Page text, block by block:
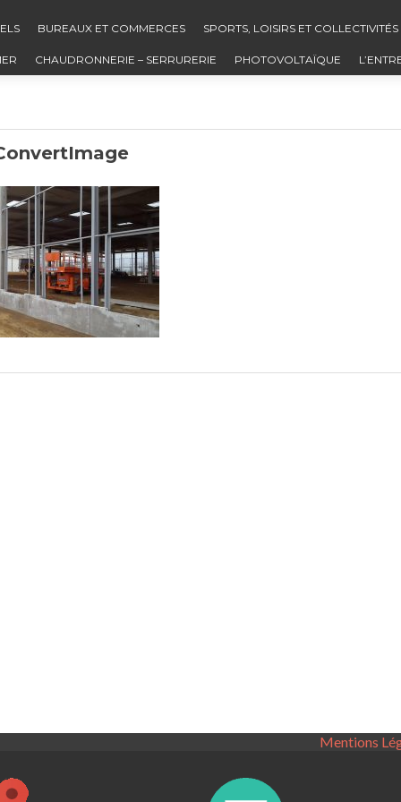
BUREAUX ET COMMERCES SPORTS, LOISIRS ET COLLECTIVITÉS
CHAUDRONNERIE – SERRURERIE PHOTOVOLTAÏQUE
Mentions